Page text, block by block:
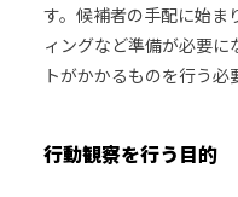
す。候補者の手配に始ま
ィングなど準備が必要に
トがかかるものを行う必
行動観察を行う目的